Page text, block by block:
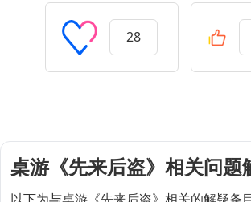
28
桌游《先来后盗》相关问题
以下为与桌游《先来后盗》相关的解疑条